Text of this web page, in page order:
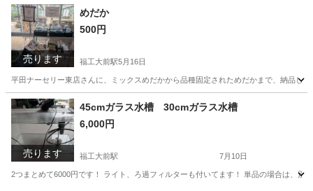
売ります
めだか
500円
福工大前駅5月16日
平田ナーセリー東店さんに、ミックスめだかから品種固定されためだかまで、納品し
福岡 糟屋郡 福工大前駅 その他 めだか
売ります
45cmガラス水槽 30cmガラス水槽
6,000円
福工大前駅 7月10日
2つまとめて6000円です！ ライト、ろ過フィルターも付いてます！ 単品の場合は、